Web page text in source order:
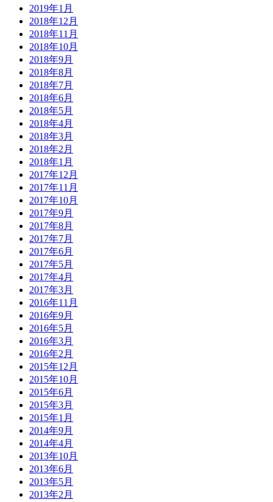
2019年1月
2018年12月
2018年11月
2018年10月
2018年9月
2018年8月
2018年7月
2018年6月
2018年5月
2018年4月
2018年3月
2018年2月
2018年1月
2017年12月
2017年11月
2017年10月
2017年9月
2017年8月
2017年7月
2017年6月
2017年5月
2017年4月
2017年3月
2016年11月
2016年9月
2016年5月
2016年3月
2016年2月
2015年12月
2015年10月
2015年6月
2015年3月
2015年1月
2014年9月
2014年4月
2013年10月
2013年6月
2013年5月
2013年2月